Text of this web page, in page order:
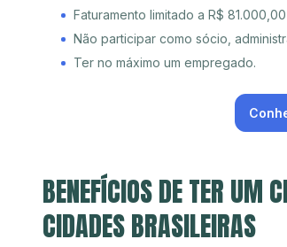
Faturamento limitado a R$
Não participar como sócio,
Ter no máximo um empregado.
BENEFÍCIOS DE TER UM
CIDADES BRASILEIRAS